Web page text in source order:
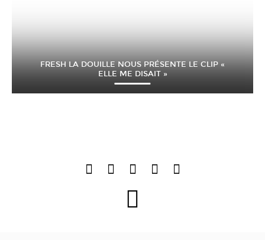
FRESH LA DOUILLE NOUS PRÉSENTE LE CLIP «
ELLE ME DISAIT »